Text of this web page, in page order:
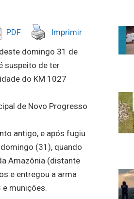
PDF Imprimir
domingo 31 de
suspeito de ter
do KM 1027
de Novo Progresso
antigo, e após fugiu
(31), quando
Amazônia (distante
e entregou a arma
e munições.